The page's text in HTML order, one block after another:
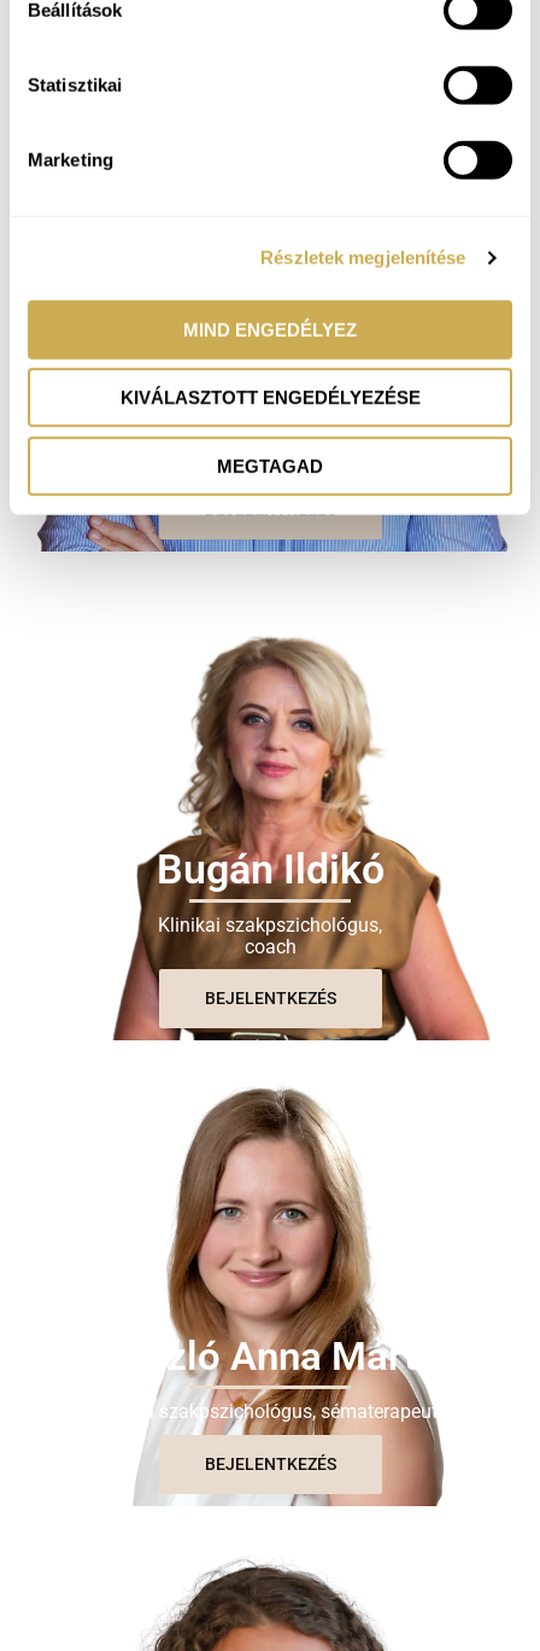
Beállítások
Statisztikai
Marketing
Részletek megjelenítése
MIND ENGEDÉLYEZ
KIVÁLASZTOTT ENGEDÉLYEZÉSE
MEGTAGAD
Mikus Róbert
szakpszichológus és integratív pszichoterapeuta-
jelölt
Bugán Ildikó
Klinikai szakpszichológus,
coach
BEJELENTKEZÉS
László Anna Márta
Klinikai szakpszichológus, sématerapeuta
BEJELENTKEZÉS